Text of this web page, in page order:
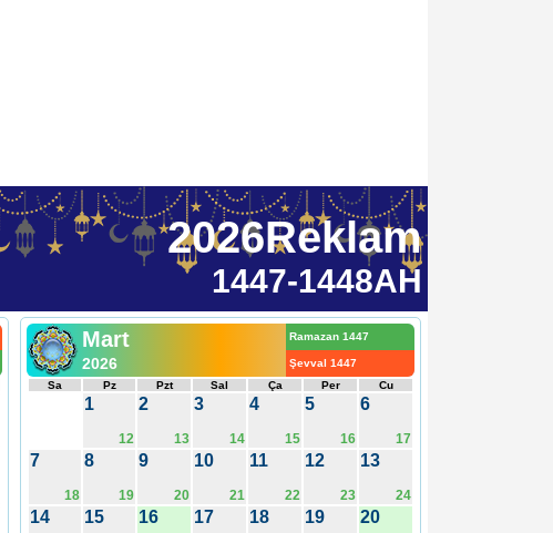
2026Reklam
1447-1448AH
Mart
2026
Ramazan 1447
Şevval 1447
Sa
Pz Pzt Sal Ça Per Cu
1
12
2
13
3
14
4
15
5
16
6
17
7
18
8
19
9
20
10
21
11
22
12
23
13
24
14 15 16 17 18 19 20